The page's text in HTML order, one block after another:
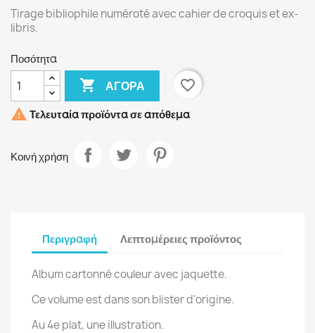
Tirage bibliophile numéroté avec cahier de croquis et ex-
libris.
Ποσότητα
 ΑΓΟΡΆ
favorite_border
 Τελευταία προϊόντα σε απόθεμα
Κοινή χρήση
Περιγραφή Λεπτομέρειες προϊόντος
Album cartonné couleur avec jaquette.
Ce volume est dans son blister d'origine.
Au 4e plat, une illustration.